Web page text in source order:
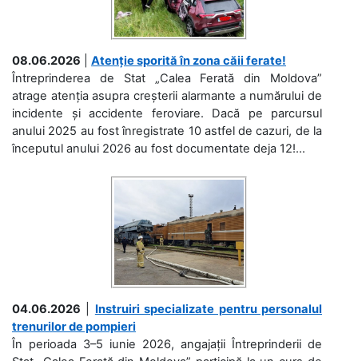
08.06.2026
Atenție sporită în zona căii ferate!
Întreprinderea de Stat „Calea Ferată din Moldova”
atrage atenția asupra creșterii alarmante a numărului de
incidente și accidente feroviare. Dacă pe parcursul
anului 2025 au fost înregistrate 10 astfel de cazuri, de la
începutul anului 2026 au fost documentate deja 12!...
04.06.2026
Instruiri specializate pentru personalul
trenurilor de pompieri
În perioada 3–5 iunie 2026, angajații Întreprinderii de